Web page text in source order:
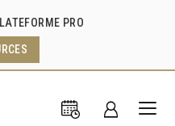
PRO